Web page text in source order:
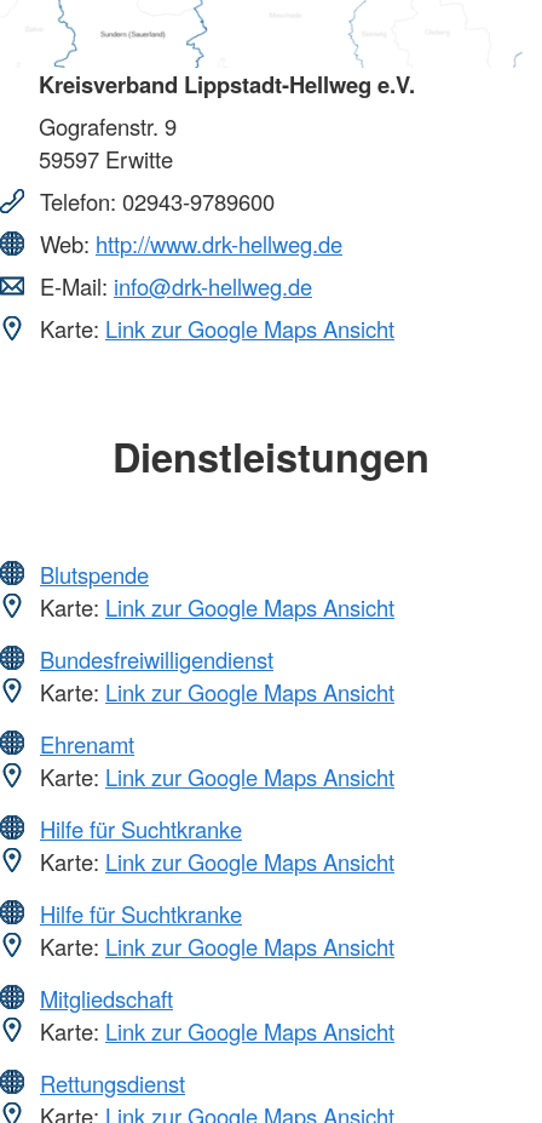
Kreisverband Lippstadt-Hellweg e.V.
Gografenstr. 9
59597 Erwitte
Telefon: 02943-9789600
Web: http://www.drk-hellweg.de
E-Mail: info@drk-hellweg.de
Karte: Link zur Google Maps Ansicht
Dienstleistungen
Blutspende
Karte: Link zur Google Maps Ansicht
Bundesfreiwilligendienst
Karte: Link zur Google Maps Ansicht
Ehrenamt
Karte: Link zur Google Maps Ansicht
Hilfe für Suchtkranke
Karte: Link zur Google Maps Ansicht
Hilfe für Suchtkranke
Karte: Link zur Google Maps Ansicht
Mitgliedschaft
Karte: Link zur Google Maps Ansicht
Rettungsdienst
Karte: Link zur Google Maps Ansicht